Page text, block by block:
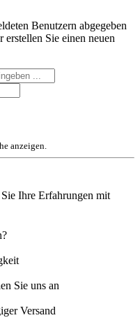
Benutzern abgegeben
Sie einen neuen
anzeigen.
Ihre Erfahrungen mit
Sie uns an
Versand